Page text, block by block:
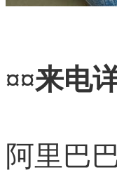
¤¤来电
阿里巴